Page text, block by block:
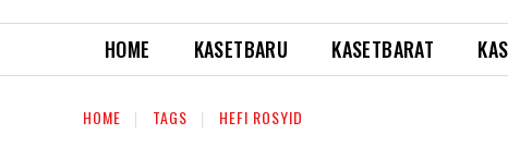
HOME KASETBARU KASETBARAT
HOME TAGS HEFI ROSYID